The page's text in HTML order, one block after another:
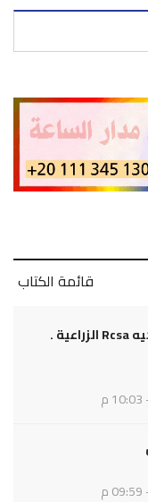
قائمة الكتاب
روائح الزمان .. عضو الملكيه Rcsa الزراعية .